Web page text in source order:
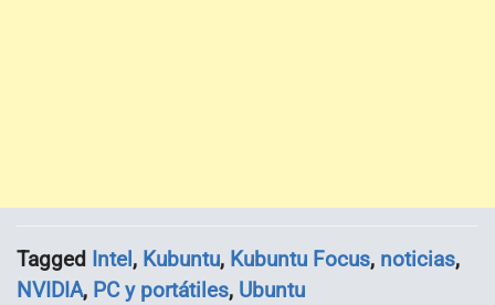
Tagged Intel, Kubuntu, Kubuntu Focus, noticias,
NVIDIA, PC y portátiles, Ubuntu